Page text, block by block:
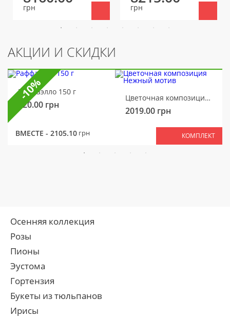
грн грн
АКЦИИ И СКИДКИ
Раффаэлло 150 г
320.00 грн
Цветочная композиция Нежный мотив
2019.00 грн
ВМЕСТЕ - 2105.10 грн КОМПЛЕКТ
-10%
Осенняя коллекция
Розы
Пионы
Эустома
Гортензия
Букеты из тюльпанов
Ирисы